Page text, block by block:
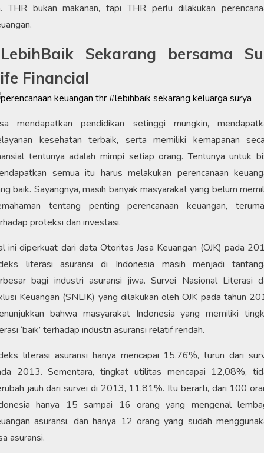
THR bukan makanan, tapi THR perlu dilakukan
Sekarang bersama
Financial
mendapatkan pendidikan setinggi mungkin,
kesehatan terbaik, serta memiliki kemapanan
tentunya adalah mimpi setiap orang. Tentunya untuk
semua itu harus melakukan perencanaan
baik. Sayangnya, masih banyak masyarakat yang belum
tentang penting perencanaan keuangan,
proteksi dan investasi.
ini diperkuat dari data Otoritas Jasa Keuangan (OJK) pada
literasi asuransi di Indonesia masih menjadi
bagi industri asuransi jiwa. Survei Nasional Literasi
Keuangan (SNLIK) yang dilakukan oleh OJK pada tahun
bahwa masyarakat Indonesia yang memiliki
‘baik’ terhadap industri asuransi relatif rendah.
literasi asuransi hanya mencapai 15,76%, turun dari
2013. Sementara, tingkat utilitas mencapai 12,08%,
jauh dari survei di 2013, 11,81%. Itu berarti, dari 100
hanya 15 sampai 16 orang yang mengenal
asuransi, dan hanya 12 orang yang sudah
asuransi.